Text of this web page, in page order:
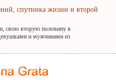
спутника жизни и второй
свою вторую половину в
и мужчинами из